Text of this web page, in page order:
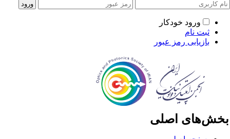
ورود خودکار
ثبت نام
بازیابی رمز عبور
اصلی